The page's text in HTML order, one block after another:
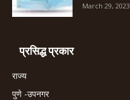
March 29, 2023
प्रसिद्ध प्रकार
राज्य
पुणे -उपनगर